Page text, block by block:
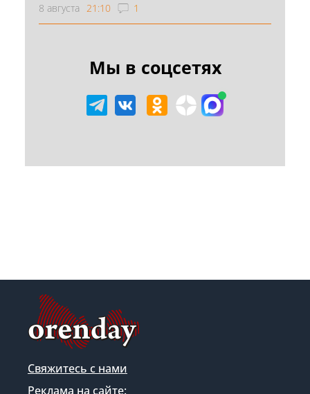
8 августа 21:10 1
Мы в соцсетях
Свяжитесь с нами
Реклама на сайте: